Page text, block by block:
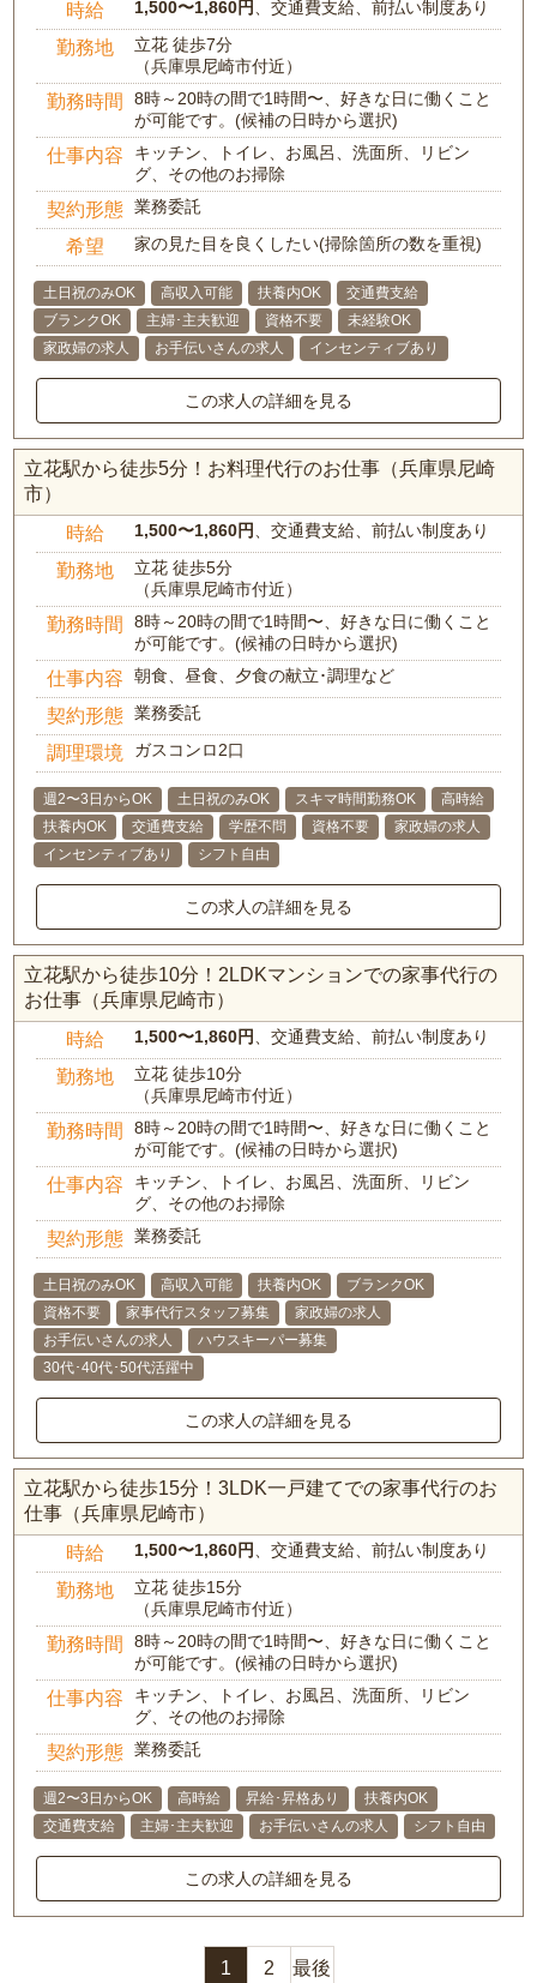
時給 1,500〜1,860円 、交通費支給、前払い制度あり
勤務地
立花 徒歩7分
（兵庫県尼崎市付近）
勤務時間
8時～20時の間で1時間〜、好きな日に働くこと
が可能です。(候補の日時から選択)
仕事内容
キッチン、トイレ、お風呂、洗面所、リビン
グ、その他のお掃除
契約形態 業務委託
希望 家の見た目を良くしたい(掃除箇所の数を重視)
土日祝のみOK 高収入可能 扶養内OK
交通費支給
ブランクOK
主婦･主夫歓迎 資格不要
未経験OK
家政婦の求人
お手伝いさんの求人 インセンティブあり
この求人の詳細を見る
立花駅から徒歩5分！お料理代行のお仕事（兵庫県尼崎
市）
時給 1,500〜1,860円 、交通費支給、前払い制度あり
勤務地
立花 徒歩5分
（兵庫県尼崎市付近）
勤務時間
8時～20時の間で1時間〜、好きな日に働くこと
が可能です。(候補の日時から選択)
仕事内容 朝食、昼食、夕食の献立･調理など
契約形態 業務委託
調理環境 ガスコンロ2口
週2〜3日からOK 土日祝のみOK スキマ時間勤務OK
高時給
扶養内OK
交通費支給 学歴不問 資格不要
家政婦の求人
インセンティブあり
シフト自由
この求人の詳細を見る
立花駅から徒歩10分！2LDKマンションでの家事代行の
お仕事（兵庫県尼崎市）
時給 1,500〜1,860円 、交通費支給、前払い制度あり
勤務地
立花 徒歩10分
（兵庫県尼崎市付近）
勤務時間
8時～20時の間で1時間〜、好きな日に働くこと
が可能です。(候補の日時から選択)
仕事内容
キッチン、トイレ、お風呂、洗面所、リビン
グ、その他のお掃除
契約形態 業務委託
土日祝のみOK 高収入可能 扶養内OK
ブランクOK
資格不要
家事代行スタッフ募集
家政婦の求人
お手伝いさんの求人
ハウスキーパー募集
30代･40代･50代活躍中
この求人の詳細を見る
立花駅から徒歩15分！3LDK一戸建てでの家事代行のお
仕事（兵庫県尼崎市）
時給 1,500〜1,860円 、交通費支給、前払い制度あり
勤務地
立花 徒歩15分
（兵庫県尼崎市付近）
勤務時間
8時～20時の間で1時間〜、好きな日に働くこと
が可能です。(候補の日時から選択)
仕事内容
キッチン、トイレ、お風呂、洗面所、リビン
グ、その他のお掃除
契約形態 業務委託
週2〜3日からOK 高時給 昇給･昇格あり
扶養内OK
交通費支給
主婦･主夫歓迎 お手伝いさんの求人 シフト自由
この求人の詳細を見る
1 2 最後